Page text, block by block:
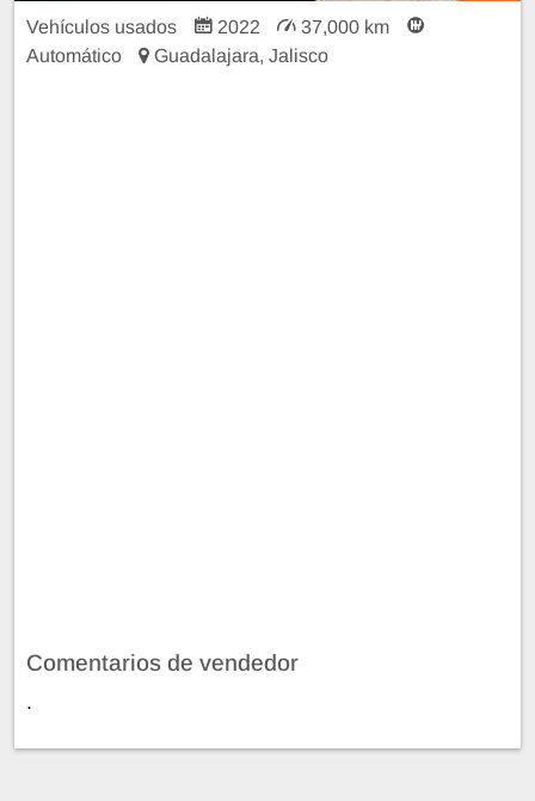
Vehículos usados 2022
37,000 km
Automático
Guadalajara, Jalisco
Comentarios de vendedor
.